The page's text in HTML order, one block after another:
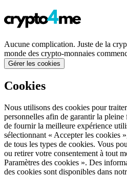
Aucune complication. Juste de la
monde des crypto-monnaies
Gérer les cookies
Cookies
Nous utilisons des cookies pour
personnelles afin de garantir la
de fournir la meilleure expérience
sélectionnant « Accepter les cookies
de tous les types de cookies. Vous
ou retirer votre consentement à tout
Paramètres des cookies ». Des
des cookies sont disponibles dans